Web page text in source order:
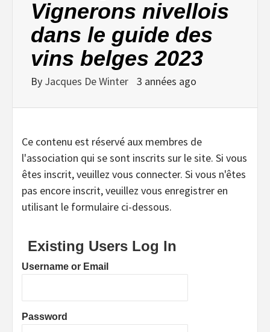
Vignerons nivellois
dans le guide des
vins belges 2023
By Jacques De Winter 3 années ago
Ce contenu est réservé aux membres de
l'association qui se sont inscrits sur le site. Si vous
êtes inscrit, veuillez vous connecter. Si vous n'êtes
pas encore inscrit, veuillez vous enregistrer en
utilisant le formulaire ci-dessous.
Existing Users Log In
Username or Email
Password